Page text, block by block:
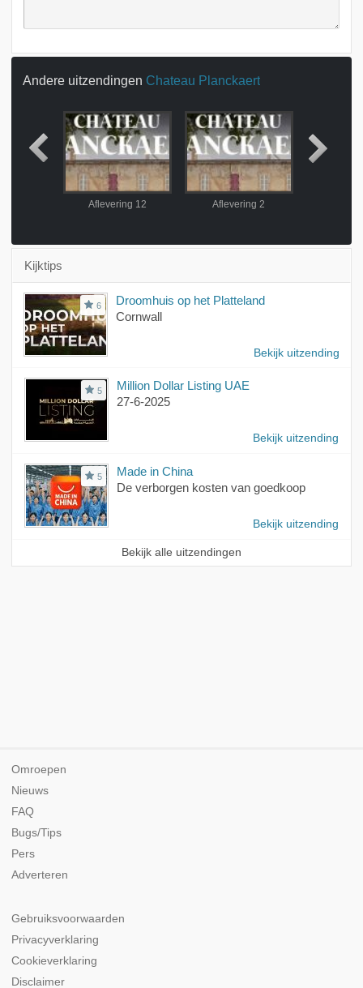
Andere uitzendingen Chateau Planckaert
Aflevering 12 Aflevering 2
Kijktips
6
Droomhuis op het Platteland
Cornwall
Bekijk uitzending
5
Million Dollar Listing UAE
27-6-2025
Bekijk uitzending
5
Made in China
De verborgen kosten van goedkoop
Bekijk uitzending
Bekijk alle uitzendingen
Omroepen
Nieuws
FAQ
Bugs/Tips
Pers
Adverteren
Gebruiksvoorwaarden
Privacyverklaring
Cookieverklaring
Disclaimer